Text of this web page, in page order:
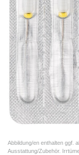
Abbildung/en enthalten ggf.
Ausstattung/Zubehör.